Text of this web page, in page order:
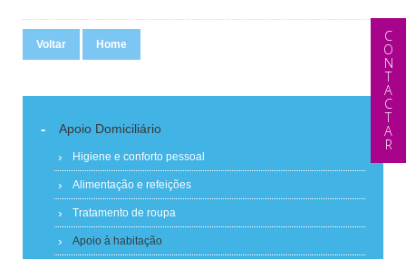
Voltar Home
- Apoio Domiciliário
Higiene e conforto pessoal
Alimentação e refeições
Tratamento de roupa
Apoio à habitação
CONTACTAR